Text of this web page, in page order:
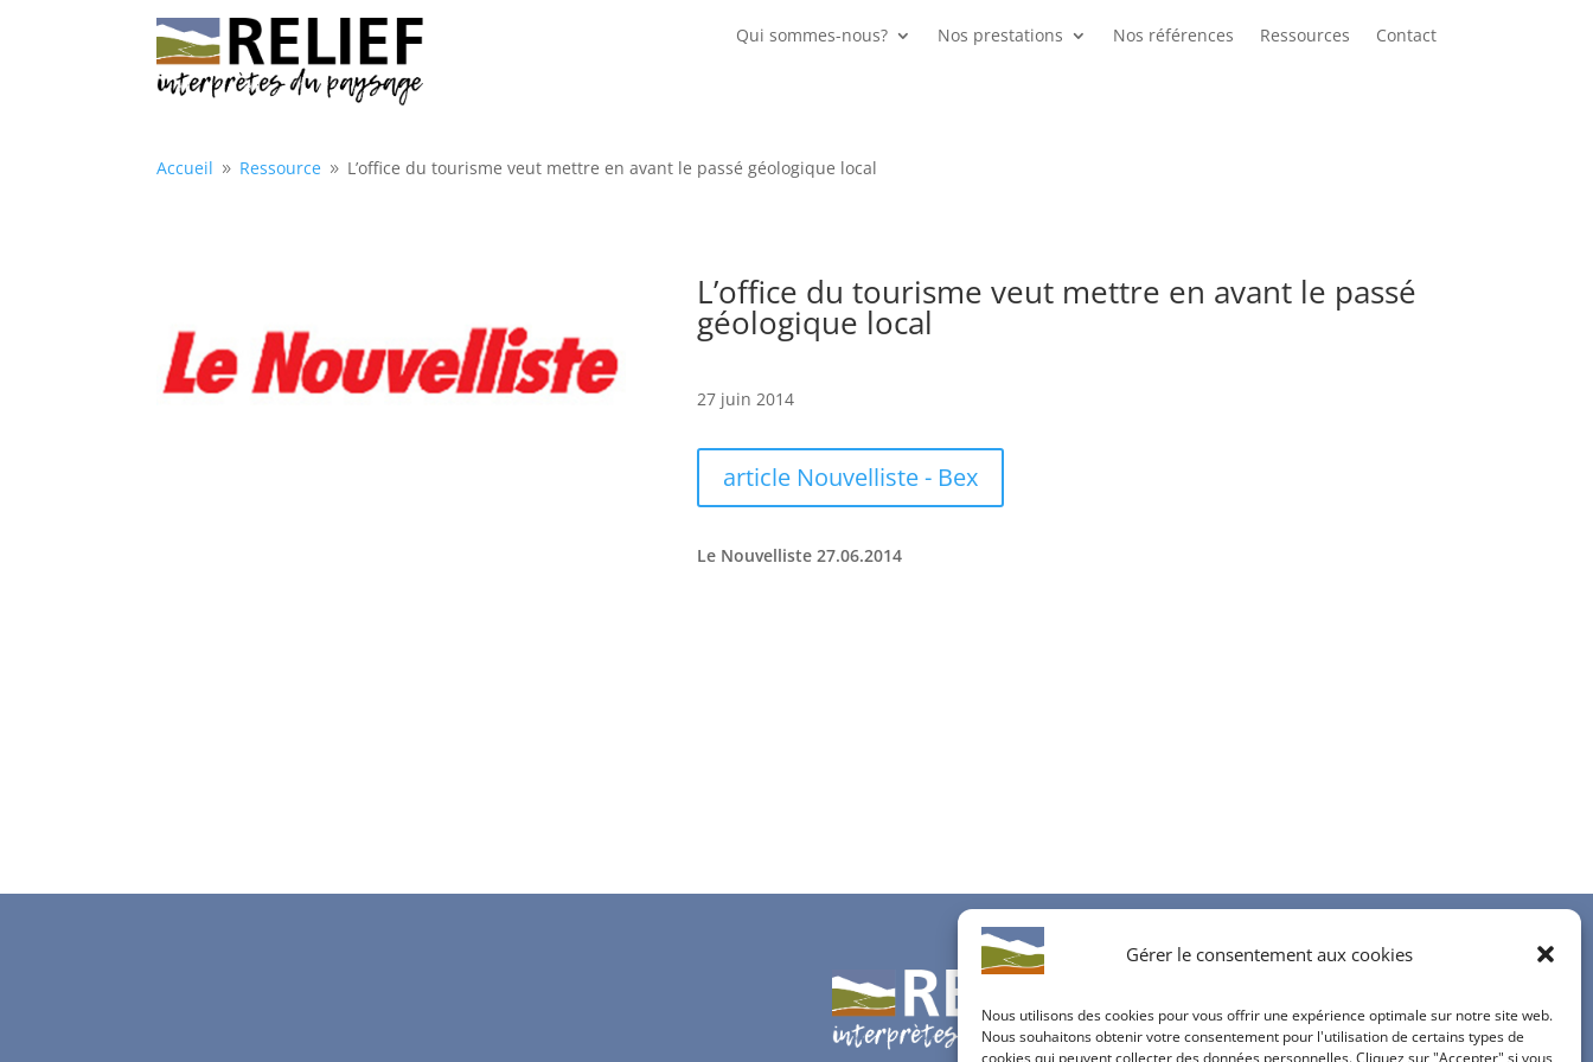
Gérer le consentement aux cookies
Nous utilisons des cookies pour vous offrir une expérience optimale sur notre site web.
Nous souhaitons obtenir votre consentement pour l'utilisation de certains types de
cookies qui peuvent collecter des données personnelles. Cliquez sur "Accepter" si vous
Qui sommes-nous? Nos prestations Nos références Ressources Contact
Accueil 9 Ressource 9 L’office du tourisme veut mettre en avant le passé géologique local
L’office du tourisme veut mettre en avant le passé
géologique local
27 juin 2014
article Nouvelliste - Bex
Le Nouvelliste 27.06.2014
info@bureau-relief.ch
inscription à notre newsletter